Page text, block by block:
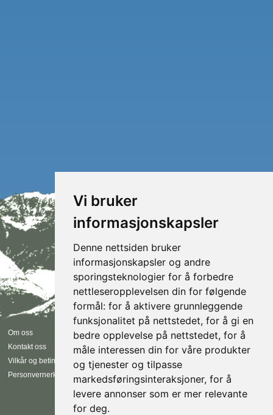
Vi bruker
informasjonskapsler
Denne nettsiden bruker
informasjonskapsler og andre
sporingsteknologier for å forbedre
nettleseropplevelsen din for følgende
formål: for å aktivere grunnleggende
funksjonalitet på nettstedet, for å gi en
bedre opplevelse på nettstedet, for å
måle interessen din for våre produkter
og tjenester og tilpasse
markedsføringsinteraksjoner, for å
levere annonser som er mer relevante
for deg.
Om oss
Kontakt oss
Vilkår og betingelser
Personvernerklæring
Følg oss
Instagram